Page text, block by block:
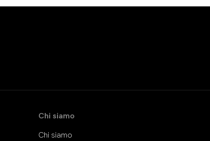
Chi siamo
Chi siamo